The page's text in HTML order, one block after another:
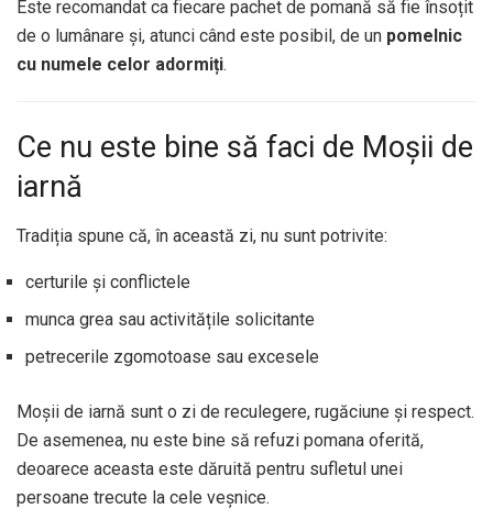
Este recomandat ca fiecare pachet de pomană să fie însoțit
de o lumânare și, atunci când este posibil, de un pomelnic
cu numele celor adormiți.
Ce nu este bine să faci de Moșii de
iarnă
Tradiția spune că, în această zi, nu sunt potrivite:
certurile și conflictele
munca grea sau activitățile solicitante
petrecerile zgomotoase sau excesele
Moșii de iarnă sunt o zi de reculegere, rugăciune și respect.
De asemenea, nu este bine să refuzi pomana oferită,
deoarece aceasta este dăruită pentru sufletul unei
persoane trecute la cele veșnice.